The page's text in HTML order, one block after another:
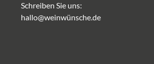
Schreiben Sie uns:
hallo@weinwünsche.de